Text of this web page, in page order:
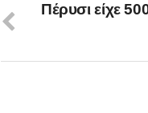
Πέρυσι είχε